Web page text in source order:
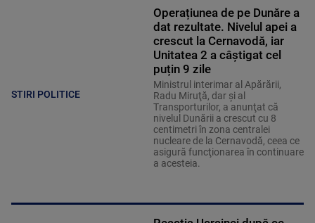
STIRI POLITICE
Operațiunea de pe Dunăre a
dat rezultate. Nivelul apei a
crescut la Cernavodă, iar
Unitatea 2 a câștigat cel
puțin 9 zile
Ministrul interimar al Apărării,
Radu Miruţă, dar şi al
Transporturilor, a anunţat că
nivelul Dunării a crescut cu 8
centimetri în zona centralei
nucleare de la Cernavodă, ceea ce
asigură funcţionarea în continuare
a acesteia.